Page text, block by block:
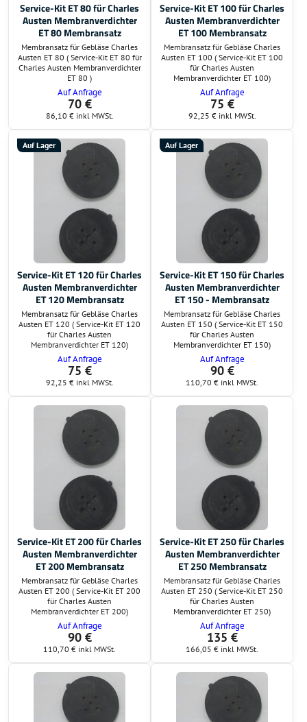
Service-Kit ET 80 für Charles
Austen Membranverdichter
ET 80 Membransatz
Membransatz für Gebläse Charles
Austen ET 80 ( Service-Kit ET 80 für
Charles Austen Membranverdichter
ET 80 )
Auf Anfrage
70 €
86,10 € inkl MWSt.
Service-Kit ET 100 für Charles
Austen Membranverdichter
ET 100 Membransatz
Membransatz für Gebläse Charles
Austen ET 100 ( Service-Kit ET 100
für Charles Austen
Membranverdichter ET 100)
Auf Anfrage
75 €
92,25 € inkl MWSt.
Auf Lager
Service-Kit ET 120 für Charles
Austen Membranverdichter
ET 120 Membransatz
Membransatz für Gebläse Charles
Austen ET 120 ( Service-Kit ET 120
für Charles Austen
Membranverdichter ET 120)
Auf Anfrage
75 €
92,25 € inkl MWSt.
Auf Lager
Service-Kit ET 150 für Charles
Austen Membranverdichter
ET 150 - Membransatz
Membransatz für Gebläse Charles
Austen ET 150 ( Service-Kit ET 150
für Charles Austen
Membranverdichter ET 150)
Auf Anfrage
90 €
110,70 € inkl MWSt.
Service-Kit ET 200 für Charles
Austen Membranverdichter
ET 200 Membransatz
Membransatz für Gebläse Charles
Austen ET 200 ( Service-Kit ET 200
für Charles Austen
Membranverdichter ET 200)
Auf Anfrage
90 €
110,70 € inkl MWSt.
Service-Kit ET 250 für Charles
Austen Membranverdichter
ET 250 Membransatz
Membransatz für Gebläse Charles
Austen ET 250 ( Service-Kit ET 250
für Charles Austen
Membranverdichter ET 250)
Auf Anfrage
135 €
166,05 € inkl MWSt.